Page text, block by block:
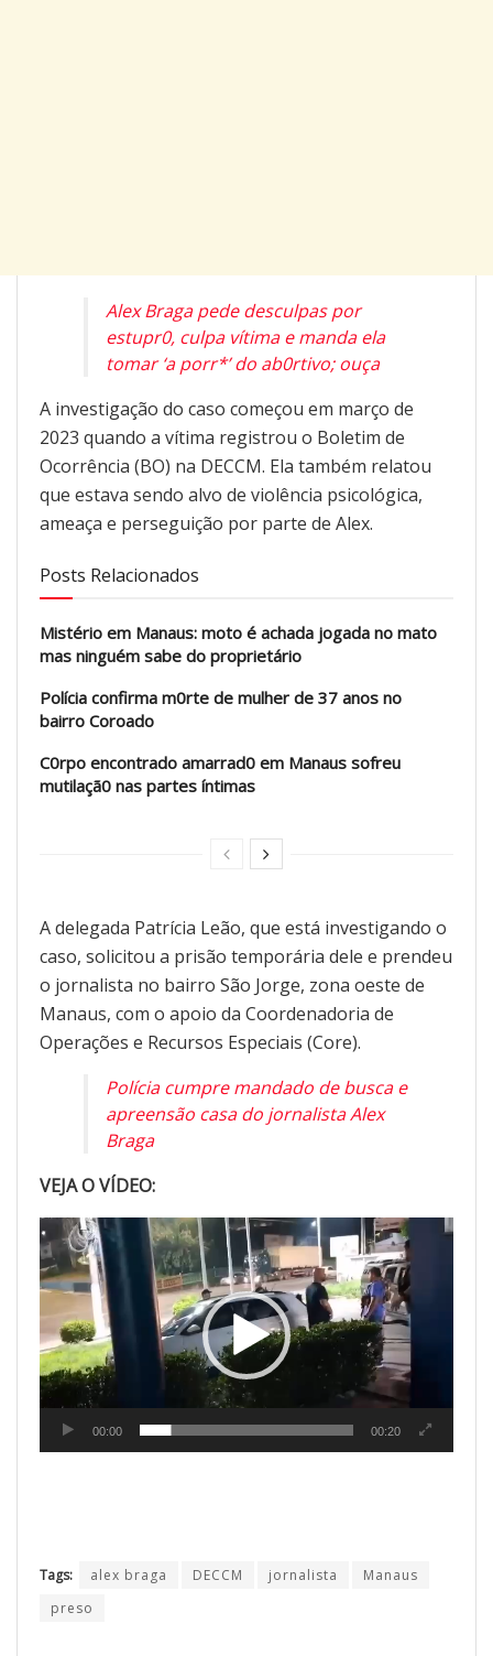
Alex Braga pede desculpas por
estupr0, culpa vítima e manda ela
tomar ‘a porr*’ do ab0rtivo; ouça
A investigação do caso começou em março de
2023 quando a vítima registrou o Boletim de
Ocorrência (BO) na DECCM. Ela também relatou
que estava sendo alvo de violência psicológica,
ameaça e perseguição por parte de Alex.
Posts Relacionados
Mistério em Manaus: moto é achada jogada no mato
mas ninguém sabe do proprietário
Polícia confirma m0rte de mulher de 37 anos no
bairro Coroado
C0rpo encontrado amarrad0 em Manaus sofreu
mutilaçã0 nas partes íntimas
A delegada Patrícia Leão, que está investigando o
caso, solicitou a prisão temporária dele e prendeu
o jornalista no bairro São Jorge, zona oeste de
Manaus, com o apoio da Coordenadoria de
Operações e Recursos Especiais (Core).
Polícia cumpre mandado de busca e
apreensão casa do jornalista Alex
Braga
VEJA O VÍDEO:
Tocador
de
vídeo
00:00 00:20
Tags: alex braga DECCM jornalista
Manaus
preso